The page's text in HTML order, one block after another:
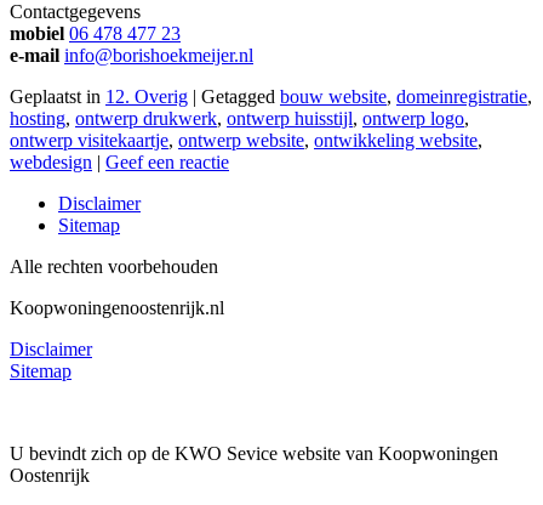
Contactgegevens
mobiel 06 478 477 23
e-mail info@borishoekmeijer.nl
Geplaatst in 12. Overig | Getagged bouw website, domeinregistratie,
hosting, ontwerp drukwerk, ontwerp huisstijl, ontwerp logo,
ontwerp visitekaartje, ontwerp website, ontwikkeling website,
webdesign | Geef een reactie
Disclaimer
Sitemap
Alle rechten voorbehouden
Koopwoningenoostenrijk.nl
Disclaimer
Sitemap
U bevindt zich op de KWO Sevice website van Koopwoningen
Oostenrijk